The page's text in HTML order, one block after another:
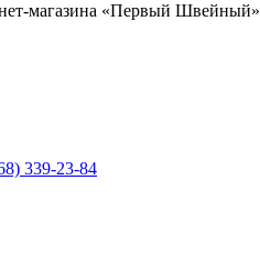
магазина «Первый Швейный»
339-23-84